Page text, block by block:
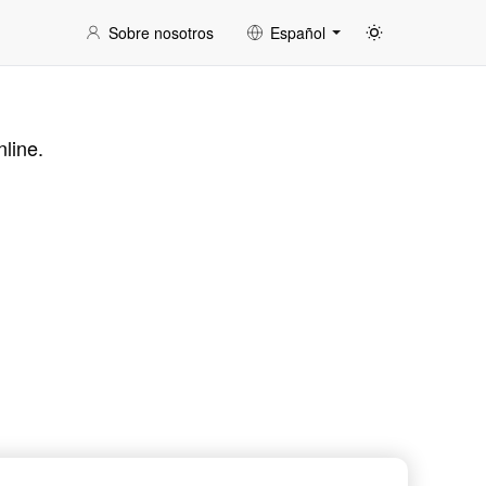
Sobre nosotros Español